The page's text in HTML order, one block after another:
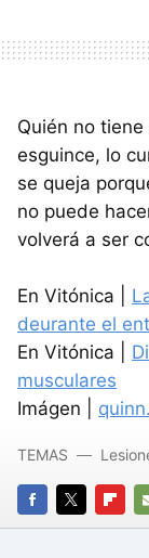
Quién no
esguince, lo
se queja
no puede
volverá a ser
En Vitónica |
deurante el
En Vitónica |
musculares
Imágen |
FACEBOOK
TWITTER
TEMAS